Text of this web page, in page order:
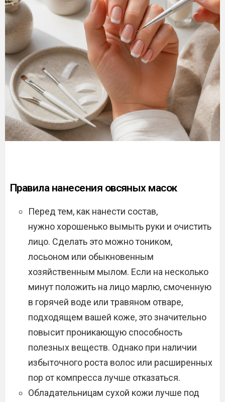
Правила нанесения овсяных масок
Перед тем, как нанести состав,
нужно хорошенько вымыть руки и очистить
лицо. Сделать это можно тоником,
лосьоном или обыкновенным
хозяйственным мылом. Если на несколько
минут положить на лицо марлю, смоченную
в горячей воде или травяном отваре,
подходящем вашей коже, это значительно
повысит проникающую способность
полезных веществ. Однако при наличии
избыточного роста волос или расширенных
пор от компресса лучше отказаться.
Обладательницам сухой кожи лучше под